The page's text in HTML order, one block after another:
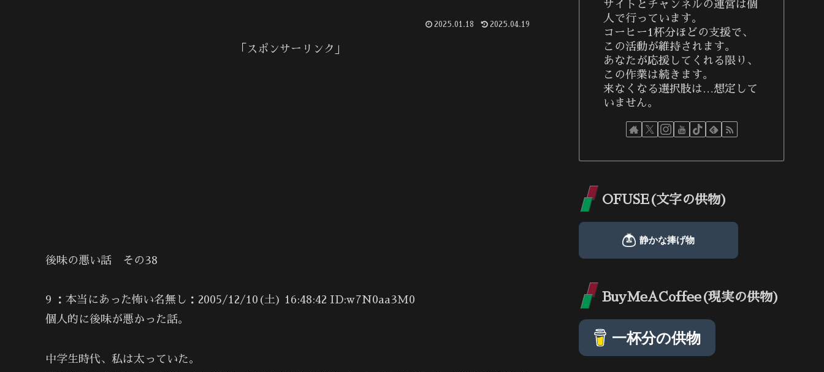
2025.01.18 2025.04.19
「スポンサーリンク」
後味の悪い話 その38
9 ：本当にあった怖い名無し：2005/12/10(土) 16:48:42 ID:w7N0aa3M0
個人的に後味が悪かった話。
中学生時代、私は太っていた。
サイトとチャンネルの運営は個
人で行っています。
コーヒー1杯分ほどの支援で、
この活動が維持されます。
あなたが応援してくれる限り、
この作業は続きます。
来なくなる選択肢は…想定して
いません。
OFUSE(文字の供物)
BuyMeACoffee(現実の供物)
一杯分の供物